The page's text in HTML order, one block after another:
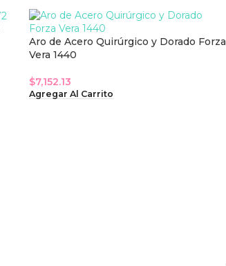
Aro de Acero Quirúrgico y Dorado Forza
Vera 1440
$7,152.13
Agregar Al Carrito